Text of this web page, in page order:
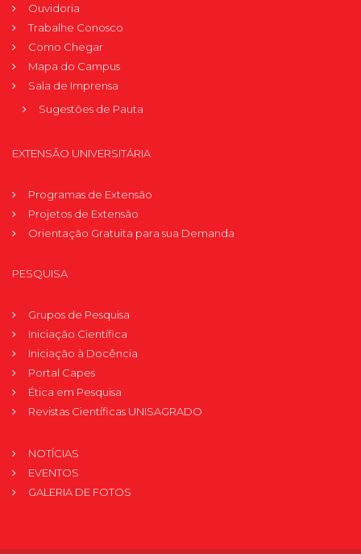
Ouvidoria
Trabalhe Conosco
Como Chegar
Mapa do Campus
Sala de Imprensa
Sugestões de Pauta
EXTENSÃO UNIVERSITÁRIA
Programas de Extensão
Projetos de Extensão
Orientação Gratuita para sua Demanda
PESQUISA
Grupos de Pesquisa
Iniciação Científica
Iniciação à Docência
Portal Capes
Ética em Pesquisa
Revistas Científicas UNISAGRADO
NOTÍCIAS
EVENTOS
GALERIA DE FOTOS